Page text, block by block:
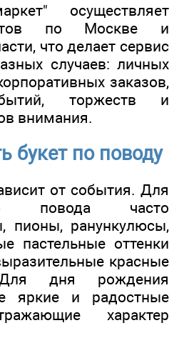
осуществляет
по Москве и
что делает сервис
случаев: личных
заказов,
торжеств и
внимания.
букет по поводу
от события. Для
повода часто
пионы, ранункулюсы,
пастельные оттенки
красные
дня рождения
яркие и радостные
характер